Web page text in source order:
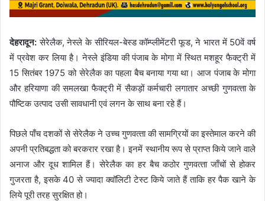
देहरादून: सेरेलैक, नेस्‍ले के सीरियल-बेस्‍ड कॉम्‍प्‍लीमेंटरी फूड, ने भारत में 50वें वर्ष
में प्रवेश कर लिया है। नेस्‍ले इंडिया की पंजाब के मोगा में स्थित मशहूर फैक्‍ट्री में
15 सितंबर 1975 को सेरेलैक का पहला बैच बनाया गया था। आज पंजाब के मोगा
और हरियाणा की समलखा फैक्‍ट्री में सैकड़ों कर्मचारी लगातार अच्‍छी गुणवत्‍ता के
पौष्टिक उत्‍पाद उसी सावधानी एवं लगन के साथ बना रहे हैं।
पिछले पाँच दशकों से सेरेलैक ने उच्‍च गुणवत्‍ता की सामग्रियों का इस्‍तेमाल करने की
अपनी प्रतिबद्धता को बरकरार रखा है। इनमें स्‍थानीय रूप से प्राप्‍त किये जाने वाले
अनाज और दूध शामिल हैं। सेरेलैक का हर बैच कठोर गुणवत्‍ता जाँचों से होकर
गुजरता है, इसके 40 से ज्‍यादा क्‍वॉलिटी टेस्‍ट किये जाते हैं ताकि हर पैक खाने के
लिये पूरी तरह सुरक्षित हो।